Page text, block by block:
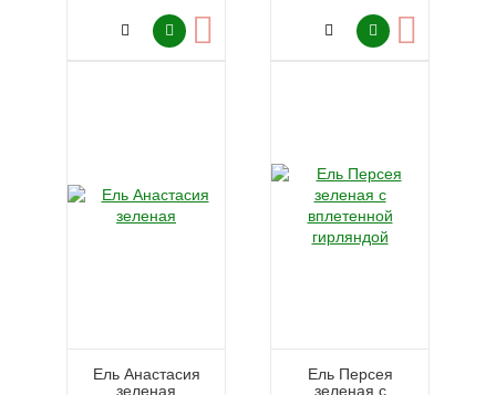
Ель Анастасия
зеленая
Ель Персея
зеленая с